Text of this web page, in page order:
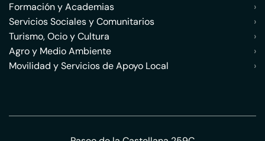
Formación y Academias
›
Servicios Sociales y Comunitarios
›
Turismo, Ocio y Cultura
›
Agro y Medio Ambiente
›
Movilidad y Servicios de Apoyo Local
›